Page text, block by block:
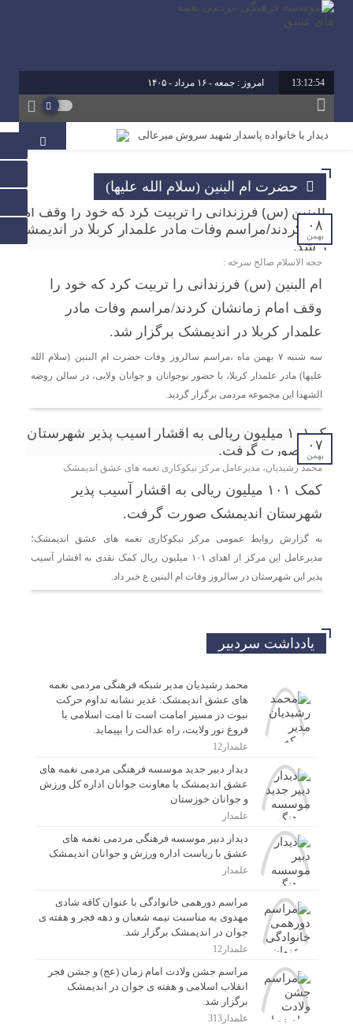
13:12:54 امروز : جمعه - ۱۶ مرداد - ۱۴۰۵
دیدار با خانواده پاسدار شهید سروش میرعالی
محمد رشیدیان مدیر شبکه فرهنگی مردمی نغمه های عشق
اندیمشک: غدیر نشانه تداوم حرکت نبوت در مسیر امامت
است تا امت اسلامی با فروغ نور ولایت، راه عدالت را بپیماید.
برگزاری کارگاه کارآفرینی اجتماعی و راه اندازی پروژه های
کوچک و موثر در موسسه فرهنگی مردمی نغمه های عشق
اندیمشک
دیدار دبیر جدید موسسه فرهنگی مردمی نغمه های عشق
اندیمشک با معاونت جوانان اداره کل ورزش و جوانان
خوزستان
اداره ورزش و جوانان اندیمشک
مناسبت نیمه شعبان و دهه فجر و هفته ی جوان در اندیمشک
برگزار شد.
مراسم جشن ولادت امام زمان (عج) و جشن فجر انقلاب
های عشق اندیمشک
حضرت ام البنین (سلام الله علیها)
۰۸
بهمن
حجه الاسلام صالح سرخه :
ام البنین (س) فرزندانی را تربیت کرد که خود را
وقف امام زمانشان کردند/مراسم وفات مادر
علمدار کربلا در اندیمشک برگزار شد.
سه شنبه ۷ بهمن ماه ،مراسم سالروز وفات حضرت ام البنین (سلام الله
علیها) مادر علمدار کربلا، با حضور نوجوانان و جوانان ولایی، در سالن روضه
الشهدا این مجموعه مردمی برگزار گردید.
۰۷
بهمن
محمد رشیدیان، مدیرعامل مرکز نیکوکاری نغمه های عشق اندیمشک
کمک ۱۰۱ میلیون ریالی به اقشار آسیب پذیر
شهرستان اندیمشک صورت گرفت.
به گزارش روابط عمومی مرکز نیکوکاری نغمه های عشق اندیمشک؛
مدیرعامل این مرکز از اهدای ۱۰۱ میلیون ریال کمک نقدی به اقشار آسیب
پذیر این شهرستان در سالروز وفات ام البنین ع خبر داد.
یادداشت سردبیر
محمد رشیدیان مدیر شبکه فرهنگی مردمی نغمه
های عشق اندیمشک: غدیر نشانه تداوم حرکت
نبوت در مسیر امامت است تا امت اسلامی با
فروغ نور ولایت، راه عدالت را بپیماید.
علمدار12
دیدار دبیر جدید موسسه فرهنگی مردمی نغمه های
عشق اندیمشک با معاونت جوانان اداره کل ورزش
و جوانان خوزستان
علمدار
دیدار دبیر موسسه فرهنگی مردمی نغمه های
عشق با ریاست اداره ورزش و جوانان اندیمشک
علمدار
مراسم دورهمی خانوادگی با عنوان کافه شادی
مهدوی به مناسبت نیمه شعبان و دهه فجر و هفته ی
جوان در اندیمشک برگزار شد.
علمدار12
مراسم جشن ولادت امام زمان (عج) و جشن فجر
انقلاب اسلامی و هفته ی جوان در اندیمشک
برگزار شد.
علمدار313